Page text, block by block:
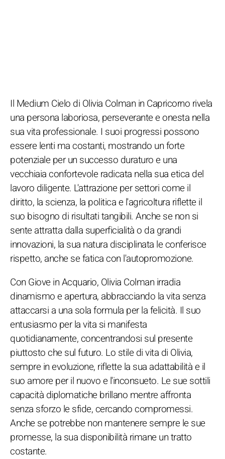
Il Medium Cielo di Olivia Colman in Capricorno rivela
una persona laboriosa, perseverante e onesta nella
sua vita professionale. I suoi progressi possono
essere lenti ma costanti, mostrando un forte
potenziale per un successo duraturo e una
vecchiaia confortevole radicata nella sua etica del
lavoro diligente. L'attrazione per settori come il
diritto, la scienza, la politica e l'agricoltura riflette il
suo bisogno di risultati tangibili. Anche se non si
sente attratta dalla superficialità o da grandi
innovazioni, la sua natura disciplinata le conferisce
rispetto, anche se fatica con l'autopromozione.
Con Giove in Acquario, Olivia Colman irradia
dinamismo e apertura, abbracciando la vita senza
attaccarsi a una sola formula per la felicità. Il suo
entusiasmo per la vita si manifesta
quotidianamente, concentrandosi sul presente
piuttosto che sul futuro. Lo stile di vita di Olivia,
sempre in evoluzione, riflette la sua adattabilità e il
suo amore per il nuovo e l'inconsueto. Le sue sottili
capacità diplomatiche brillano mentre affronta
senza sforzo le sfide, cercando compromessi.
Anche se potrebbe non mantenere sempre le sue
promesse, la sua disponibilità rimane un tratto
costante.